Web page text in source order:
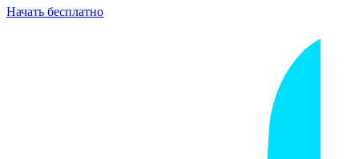
Начать бесплатно